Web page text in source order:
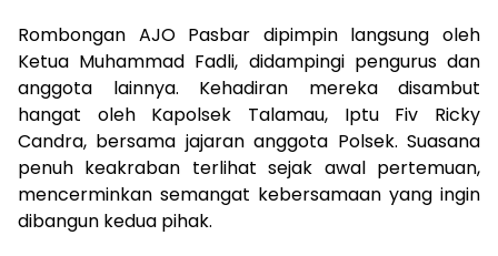
Rombongan AJO Pasbar dipimpin langsung oleh
Ketua Muhammad Fadli, didampingi pengurus dan
anggota lainnya. Kehadiran mereka disambut
hangat oleh Kapolsek Talamau, Iptu Fiv Ricky
Candra, bersama jajaran anggota Polsek. Suasana
penuh keakraban terlihat sejak awal pertemuan,
mencerminkan semangat kebersamaan yang ingin
dibangun kedua pihak.